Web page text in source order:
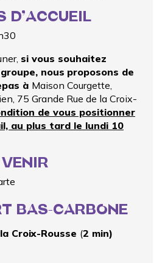
D’ACCUEIL
si vous souhaitez
nous proposons de
à Maison Courgette,
75 Grande Rue de la Croix-
de vous positionner
au plus tard le lundi 10
BAS-CARBONE
Croix-Rousse (2 min)